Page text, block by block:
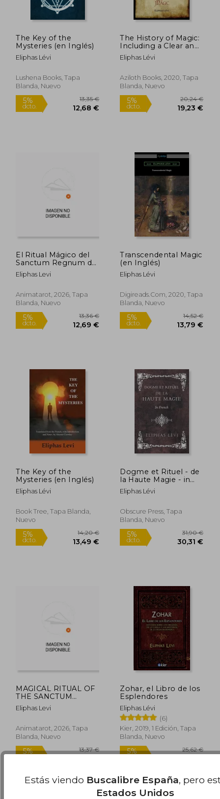
5% 5%
5% 26,57 € 5%
The Key of the
Mysteries (en Inglés)
Eliphas Lévi
Lushena Books, Tapa
Blanda, Nuevo
dcto. 12,68 €
The History of Magic:
Including a Clear and
Precise Exposition of
its Procedure, its
Mysteries. Translated,
With Preface and
and Extended Index
by Aziloth Books. (en
Eliphas Lévi
Aziloth Books, 2020, Tapa
Blanda, Nuevo
dcto.
El Ritual Mágico del
Sanctum Regnum del
Tarot Edición
Ilustrada
Eliphas Levi
Animatarot, 2026, Tapa
Blanda, Nuevo
5%
dcto. 12,69 €
Transcendental Magic
(en Inglés)
Eliphas Lévi
Digireads.Com, 2020, Tapa
Blanda, Nuevo
5%
dcto.
The Key of the
Mysteries (en Inglés)
Eliphas Lévi
Book Tree, Tapa Blanda,
Nuevo
Dogme et Rituel - de
la Haute Magie - in
French (en Inglés)
Eliphas Lévi
Obscure Press, Tapa
Blanda, Nuevo
MAGICAL RITUAL OF
THE SANCTUM
REGNUM OF TAROT
ILLUSTRATED
Eliphas Levi
Animatarot, 2026, Tapa
Blanda, Nuevo
Zohar, el Libro de los
Esplendores
Eliphas Lévi
(6)
Kier, 2019, 1 Edición, Tapa
Blanda, Nuevo
Estás viendo Buscalibre España, pero
Estados Unidos